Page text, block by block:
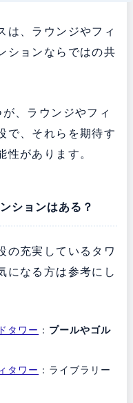
は、ラウンジやフィ
ションならではの共
、ラウンジやフィ
で、それらを期待す
性があります。
ションはある？
の充実しているタワ
になる方は参考にし
タワー ： プールやゴル
タワー ：ライブラリー